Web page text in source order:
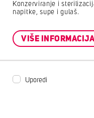
Konzerviranje i
napitke, supe i gulaš.
VIŠE INFORMACIJA
Uporedi